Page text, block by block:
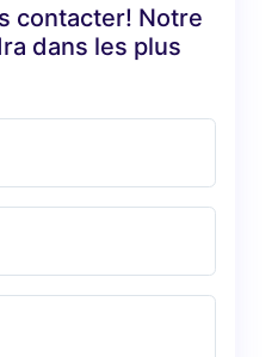
contacter! Notre
dans les plus